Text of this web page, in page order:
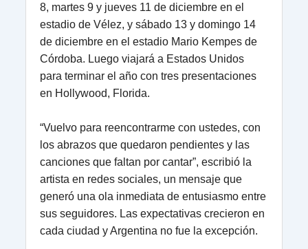
8, martes 9 y jueves 11 de diciembre en el
estadio de Vélez, y sábado 13 y domingo 14
de diciembre en el estadio Mario Kempes de
Córdoba. Luego viajará a Estados Unidos
para terminar el año con tres presentaciones
en Hollywood, Florida.
“Vuelvo para reencontrarme con ustedes, con
los abrazos que quedaron pendientes y las
canciones que faltan por cantar”, escribió la
artista en redes sociales, un mensaje que
generó una ola inmediata de entusiasmo entre
sus seguidores. Las expectativas crecieron en
cada ciudad y Argentina no fue la excepción.